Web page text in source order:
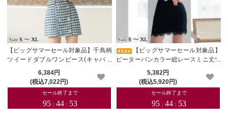
【ビッグサマーセール対象品】千鳥柄
ツイードダブルワンピース(キャバド
レス・CABARETDRESS)
6,384円
(税込7,022円)
【ビッグサマーセール対象品】
ピーターパンカラー総レースミニ丈ワ
ンピース(キャバドレス・CABARETD
5,382円
(税込5,920円)